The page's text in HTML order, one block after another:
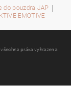
do pouzdra JAP
EMOTIVE
všechna práva vyhrazena